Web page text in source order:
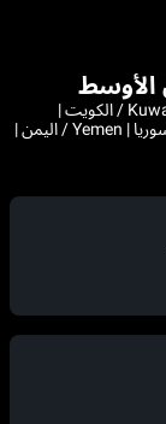
Bahrain / البحرين | Iraq / العراق | Jordan / الأردن | Kuwait / الكويت |
Lebanon / لبنان | Saudi Arabia / السعودية | Syria / سوريا | Yemen / اليمن |